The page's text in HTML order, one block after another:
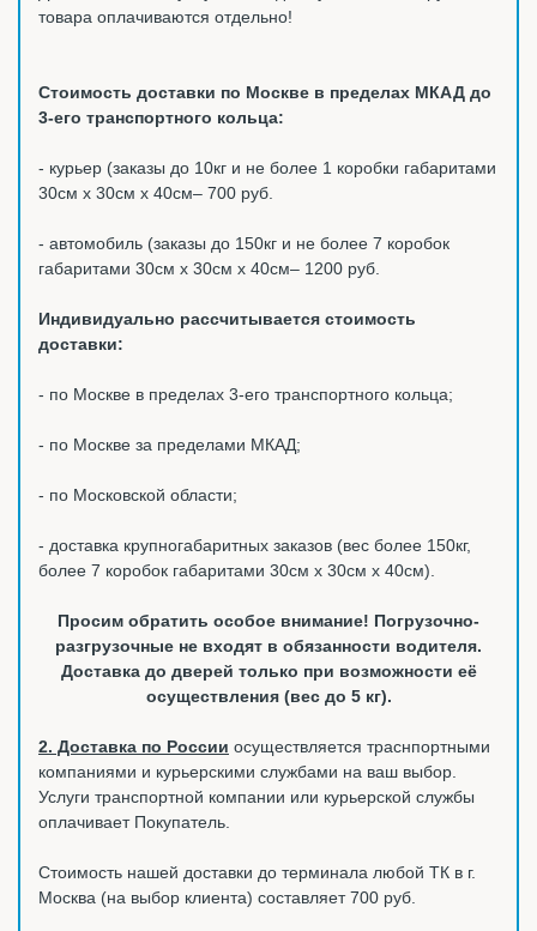
товара оплачиваются отдельно!
Стоимость доставки по Москве в пределах МКАД до
3-его транспортного кольца:
- курьер (заказы до 10кг и не более 1 коробки габаритами
30см х 30см х 40см– 700 руб.
- автомобиль (заказы до 150кг и не более 7 коробок
габаритами 30см х 30см х 40см– 1200 руб.
Индивидуально рассчитывается стоимость
доставки:
- по Москве в пределах 3-его транспортного кольца;
- по Москве за пределами МКАД;
- по Московской области;
- доставка крупногабаритных заказов (вес более 150кг,
более 7 коробок габаритами 30см х 30см х 40см).
Просим обратить особое внимание! Погрузочно-
разгрузочные не входят в обязанности водителя.
Доставка до дверей только при возможности её
осуществления (вес до 5 кг).
2. Доставка по России осуществляется траснпортными
компаниями и курьерскими службами на ваш выбор.
Услуги транспортной компании или курьерской службы
оплачивает Покупатель.
Стоимость нашей доставки до терминала любой ТК в г.
Москва (на выбор клиента) составляет 700 руб.